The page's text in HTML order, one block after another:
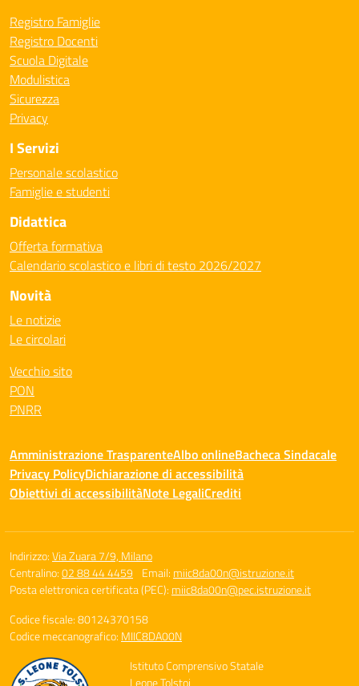
Registro Famiglie
Registro Docenti
Scuola Digitale
Modulistica
Sicurezza
Privacy
I Servizi
Personale scolastico
Famiglie e studenti
Didattica
Offerta formativa
Calendario scolastico e libri di testo 2026/2027
Novità
Le notizie
Le circolari
Vecchio sito
PON
PNRR
Amministrazione TrasparenteAlbo onlineBacheca Sindacale
Privacy PolicyDichiarazione di accessibilità
Obiettivi di accessibilitàNote LegaliCrediti
Indirizzo:Via Zuara 7/9, Milano
Centralino:02 88 44 4459 Email: miic8da00n@istruzione.it
Posta elettronica certificata (PEC): miic8da00n@pec.istruzione.it
Codice fiscale: 80124370158
Codice meccanografico: MIIC8DA00N
Istituto Comprensivo Statale
Leone Tolstoj